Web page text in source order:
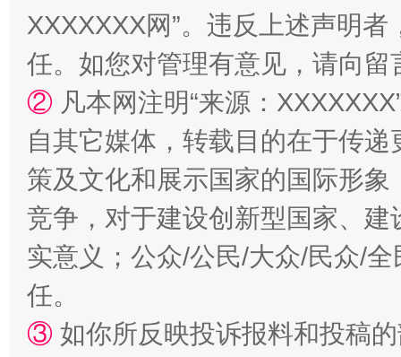
漫山遍野的桃花与雪山、麦地、白藏房 除
XXXXXXX网”。违反上述声明
任。如您对管理有意见，请向
② 凡本网注明“来源：
自其它媒体，转载目的在于传
策及文化和展示国家的国际形
竞争，对于建设创新型国家、
实意义；公众/公民/大众/民众/
任。
③ 如你所反映投诉报料和投稿